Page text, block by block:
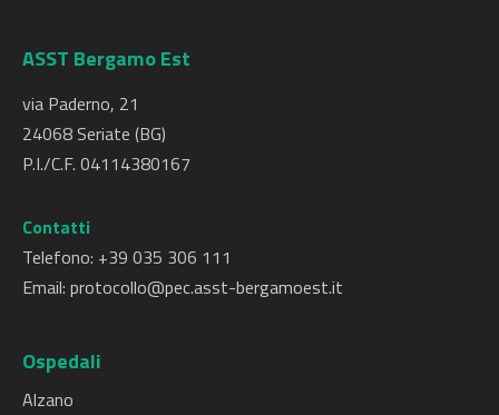
ASST Bergamo Est
via Paderno, 21
24068 Seriate (BG)
P.I./C.F. 04114380167
Contatti
Telefono: +39 035 306 111
Email: protocollo@pec.asst-bergamoest.it
Ospedali
Alzano